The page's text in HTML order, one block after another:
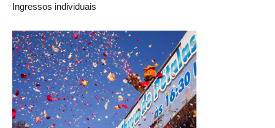
Ingressos individuais